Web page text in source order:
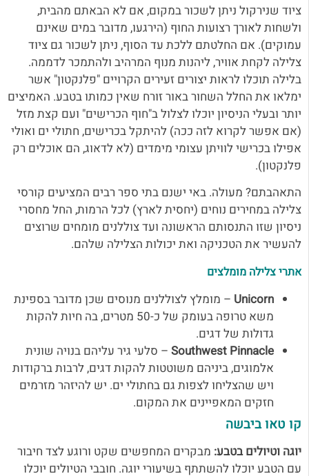
ציוד שנירקול ניתן לשכור במקום, אם לא הבאתם מהבית,
ולשחות לאורך רצועות החוף (הירגעו, מדובר במים שאינם
עמוקים). אם החלטתם ללכת עד הסוף, ניתן לשכור גם ציוד
צלילה לקחת אוויר, ליהנות מנוף המרהיב ולהתמכר לדממה.
בלילה תוכלו לראות יצורים זעירים הקרויים "פלנקטון" אשר
ימלאו את החלל השחור באור זורח שאין כמותו בטבע. האמיצים
יותר ובעלי הניסיון יוכלו לצלול ב"חוף הכרישים" ועם קצת מזל
(אם אפשר לקרוא לזה ככה) להיתקל בכרישים, חתולי ים ואולי
אפילו בכרישי לוויתן עצומי מימדים (לא לדאוג, הם אוכלים רק
פלנקטון).
התאהבתם? מעולה. באי ישנם בתי ספר רבים המציעים קורסי
צלילה במחירים נוחים (יחסית לארץ) לכל הרמות, החל מחסרי
ניסיון שזו התנסותם הראשונה ועד צוללנים מומחים שרוצים
להעשיר את הטכניקה ואת יכולות הצלילה שלהם.
אתרי צלילה מומלצים
Unicorn – מומלץ לצוללנים מנוסים שכן מדובר בספינת
משא טרופה בעומק של כ-50 מטרים, בה חיות להקות
גדולות של דגים.
Southwest Pinnacle – סלעי גיר עליהם בנויה שונית
אלמוגים, ביניהם משוטטות להקות דגים, לרבות ברקודות
ויש שהצליחו לצפות גם בחתולי ים. יש להיזהר מזרמים
חזקים המאפיינים את המקום.
קו טאו ביבשה
יוגה וטיולים בטבע: מבקרים המחפשים שקט ורוגע לצד חיבור
עם הטבע יוכלו להשתתף בשיעורי יוגה. חובבי הטיולים יוכלו